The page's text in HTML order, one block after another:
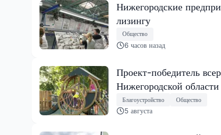
Нижегородские
лизингу
Общество
6 часов назад
Проект-победитель
Нижегородской области
Благоустройство Общество
5 августа